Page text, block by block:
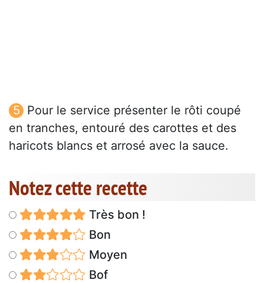
Pour le service présenter le rôti coupé
en tranches, entouré des carottes et des
haricots blancs et arrosé avec la sauce.
Notez cette recette
Très bon !
Bon
Moyen
Bof